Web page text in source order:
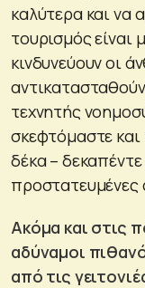
καλύτερα και να
τουρισμός είναι
κινδυνεύουν οι
τεχνητής
σκεφτόμαστε
δέκα – δεκαπέντε
προστατευμένες
Ακόμα και στις
αδύναμοι
από τις